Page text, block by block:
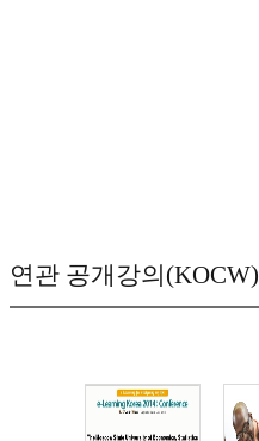
연관 공개강의(KOCW)